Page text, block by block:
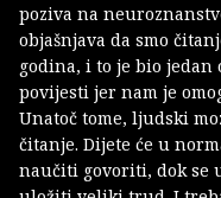
poziva na
objašnjava da smo
godina, i to je bio
povijesti jer nam je
Unatoč tome, ljudski
čitanje. Dijete će u
naučiti govoriti, dok se